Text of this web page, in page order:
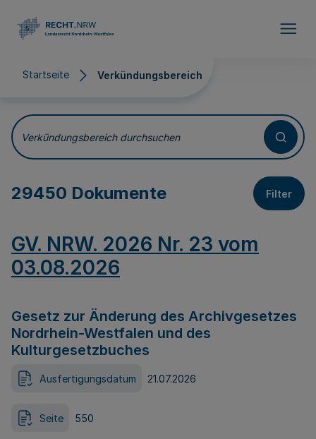
Startseite Verkündungsbereich
Verkündungsbereich
Verkündungsbereich durchsuchen
29450 Dokumente Filter
GV. NRW. 2026 Nr. 23 vom
03.08.2026
Gesetz zur Änderung des Archivgesetzes
Nordrhein-Westfalen und des
Kulturgesetzbuches
Ausfertigungsdatum 21.07.2026
Seite 550